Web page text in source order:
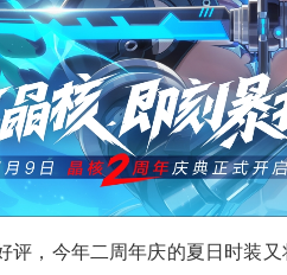
评，今年二周年庆的夏日时装